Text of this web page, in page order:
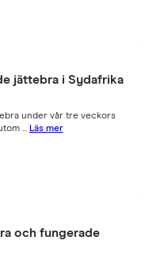
jättebra i Sydafrika
under vår tre veckors
... Läs mer
och fungerade